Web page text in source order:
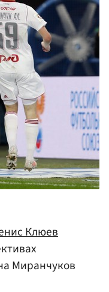
Клюев
Миранчуков